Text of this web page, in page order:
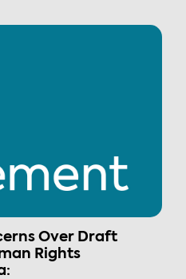
Over Draft
Rights